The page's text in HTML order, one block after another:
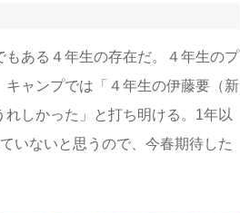
ある４年生の存在だ。４年生のプ
ャンプでは「４年生の伊藤要（新
しかった」と打ち明ける。1年以
いないと思うので、今春期待した